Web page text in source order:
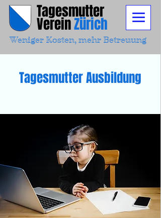
Tagesmutter
VereinZürich
Weniger Kosten, mehr Betreuung
Tagesmutter Ausbildung